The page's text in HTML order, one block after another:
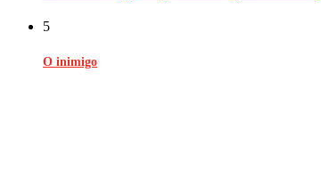
5
O inimigo